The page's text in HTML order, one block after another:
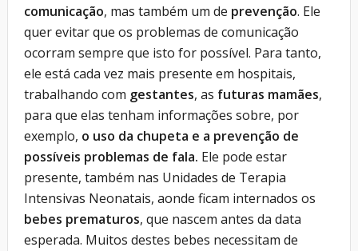
comunicação, mas também um de prevenção. Ele
quer evitar que os problemas de comunicação
ocorram sempre que isto for possível. Para tanto,
ele está cada vez mais presente em hospitais,
trabalhando com gestantes, as futuras mamães,
para que elas tenham informações sobre, por
exemplo, o uso da chupeta e a prevenção de
possíveis problemas de fala. Ele pode estar
presente, também nas Unidades de Terapia
Intensivas Neonatais, aonde ficam internados os
bebes prematuros, que nascem antes da data
esperada. Muitos destes bebes necessitam de